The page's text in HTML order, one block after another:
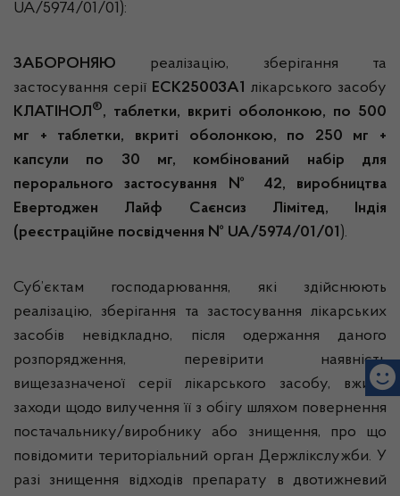
UA/5974/01/01):
ЗАБОРОНЯЮ реалізацію, зберігання та
застосування серії ЕСК25003А1 лікарського засобу
КЛАТІНОЛ®, таблетки, вкриті оболонкою, по 500
мг + таблетки, вкриті оболонкою, по 250 мг +
капсули по 30 мг, комбінований набір для
перорального застосування № 42, виробництва
Евертоджен Лайф Саєнсиз Лімітед, Індія
(реєстраційне посвідчення № UA/5974/01/01 ).
Суб’єктам господарювання, які здійснюють
реалізацію, зберігання та застосування лікарських
засобів невідкладно, після одержання даного
розпорядження, перевірити наявність
вищезазначеної серії лікарського засобу, вжити
заходи щодо вилучення її з обігу шляхом повернення
постачальнику/виробнику або знищення, про що
повідомити територіальний орган Держлікслужби. У
разі знищення відходів препарату в двотижневий